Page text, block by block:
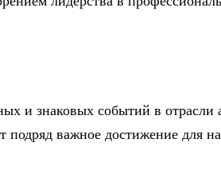
и знаковых событий в
подряд важное достижение для